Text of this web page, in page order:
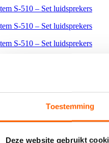
Toestemming
Deze website gebruikt